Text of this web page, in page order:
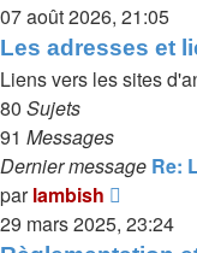
le
dernier
message
07 août 2026, 21:05
Les adresses et
Liens vers les sites
80 Sujets
91 Messages
Dernier message Re:
parlambish
le
29 mars 2025, 23:24